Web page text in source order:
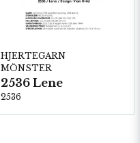
HJERTEGARN
MÖNSTER
2536 Lene
2536